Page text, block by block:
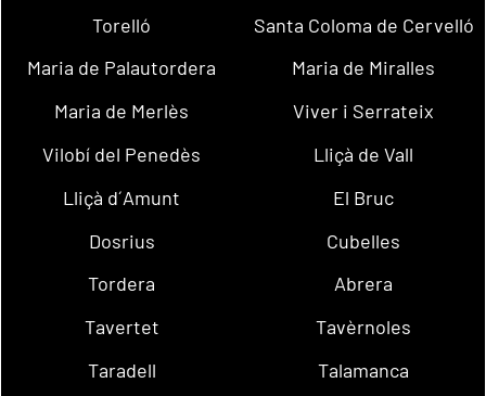
Torelló
Santa Coloma de Cervelló
Maria de Palautordera
Maria de Miralles
Maria de Merlès
Viver i Serrateix
Vilobí del Penedès
Lliçà de Vall
Lliçà d´Amunt
El Bruc
Dosrius
Cubelles
Tordera
Abrera
Tavertet
Tavèrnoles
Taradell
Talamanca